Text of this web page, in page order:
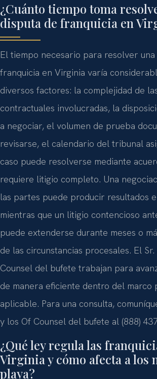
¿Cuánto tiempo toma
disputa de franquicia en
El tiempo necesario para resolver
franquicia en Virginia varía
diversos factores: la complejidad de
contractuales involucradas, la
a negociar, el volumen de prueba
revisarse, el calendario del tribunal
caso puede resolverse mediante
requiere litigio completo. Una
las partes puede producir resultados
mientras que un litigio contencioso
puede extenderse durante meses o
de las circunstancias procesales. El
Counsel del bufete trabajan para
de manera eficiente dentro del marco
aplicable. Para una consulta,
y los Of Counsel del bufete al (888)
¿Qué ley regula las
Virginia y cómo afecta a los
playa?